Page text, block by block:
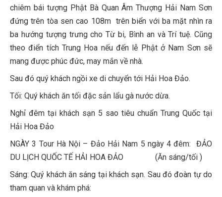
chiêm bái tượng Phật Bà Quan Âm Thượng Hải Nam Sơn
đứng trên tòa sen cao 108m trên biển với ba mặt nhìn ra
ba hướng tượng trưng cho Từ bi, Bình an và Trí tuệ. Cũng
theo điển tích Trung Hoa nếu đến lễ Phật ở Nam Sơn sẽ
mang được phúc đức, may mắn về nhà.
Sau đó quý khách ngồi xe di chuyển tới Hải Hoa Đảo.
Tối: Quý khách ăn tối đặc sản lẩu gà nước dừa.
Nghỉ đêm tại khách sạn 5 sao tiêu chuẩn Trung Quốc tại
Hải Hoa Đảo
NGÀY 3 Tour Hà Nội – Đảo Hải Nam 5 ngày 4 đêm: ĐẢO
DU LỊCH QUỐC TẾ HẢI HOA ĐẢO (Ăn sáng/tối )
Sáng: Quý khách ăn sáng tại khách sạn. Sau đó đoàn tự do
tham quan và khám phá: